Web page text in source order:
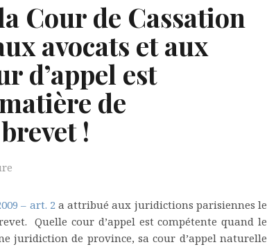
Cour de Cassation
avocats et aux
d’appel est
de
!
– art. 2 a attribué aux juridictions parisiennes le
Quelle cour d’appel est compétente quand le
juridiction de province, sa cour d’appel naturelle